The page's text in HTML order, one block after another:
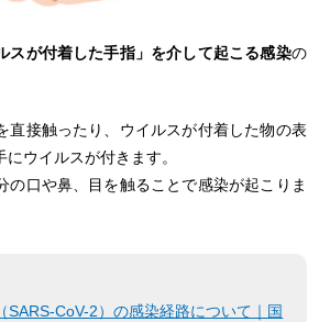
スが付着した手指」を介して起こる感染の
直接触ったり、ウイルスが付着した物の表
ウイルスが付きます。
の口や鼻、目を触ることで感染が起こりま
SARS-CoV-2）の感染経路について｜国